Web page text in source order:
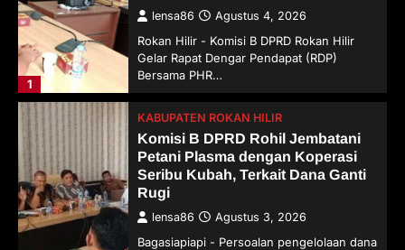
1
lensa86 Agustus 4, 2026
Rokan Hilir - Komisi B DPRD Rokan Hilir
Gelar Rapat Dengar Pendapat (RDP)
Bersama PHR…
KABUPATEN ROKAN HILIR
Komisi B DPRD Rohil Jembatani
Petani Plasma dengan Koperasi
Seribu Kubah, Terkait Dana Ganti
Rugi
lensa86 Agustus 3, 2026
Bagasiapiapi - Persoalan pengelolaan dana